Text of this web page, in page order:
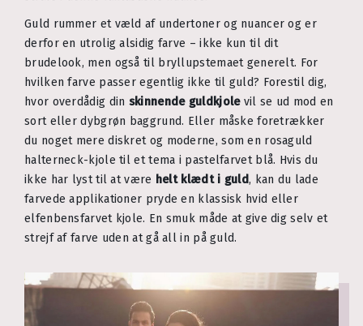
Guld rummer et væld af undertoner og nuancer og er
derfor en utrolig alsidig farve – ikke kun til dit
brudelook, men også til bryllupstemaet generelt. For
hvilken farve passer egentlig ikke til guld? Forestil dig,
hvor overdådig din skinnende guldkjolevil se ud mod en
sort eller dybgrøn baggrund. Eller måske foretrækker
du noget mere diskret og moderne, som en rosaguld
halterneck-kjole til et tema i pastelfarvet blå. Hvis du
ikke har lyst til at være helt klædt i guld, kan du lade
farvede applikationer pryde en klassisk hvid eller
elfenbensfarvet kjole. En smuk måde at give dig selv et
strejf af farve uden at gå all in på guld.